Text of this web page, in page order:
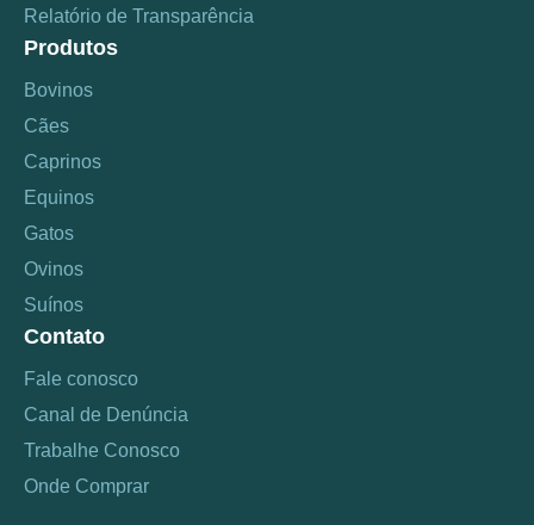
Relatório de Transparência
Produtos
Bovinos
Cães
Caprinos
Equinos
Gatos
Ovinos
Suínos
Contato
Fale conosco
Canal de Denúncia
Trabalhe Conosco
Onde Comprar